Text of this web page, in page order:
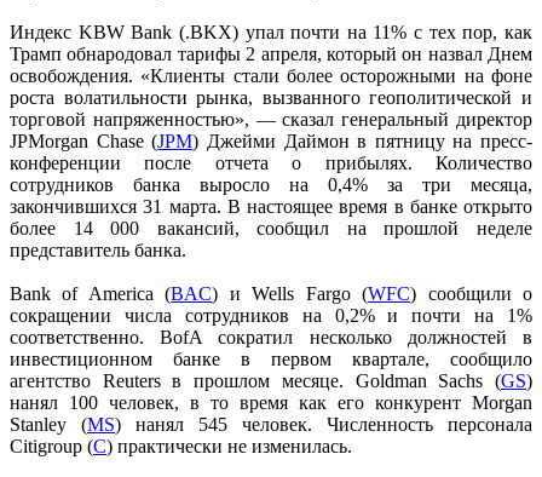
Индекс KBW Bank (.BKX) упал почти на 11% с тех пор, как
Трамп обнародовал тарифы 2 апреля, который он назвал Днем
освобождения. «Клиенты стали более осторожными на фоне
роста волатильности рынка, вызванного геополитической и
торговой напряженностью», — сказал генеральный директор
JPMorgan Chase (JPM) Джейми Даймон в пятницу на пресс-
конференции после отчета о прибылях. Количество
сотрудников банка выросло на 0,4% за три месяца,
закончившихся 31 марта. В настоящее время в банке открыто
более 14 000 вакансий, сообщил на прошлой неделе
представитель банка.
Bank of America (BAC) и Wells Fargo (WFC) сообщили о
сокращении числа сотрудников на 0,2% и почти на 1%
соответственно. BofA сократил несколько должностей в
инвестиционном банке в первом квартале, сообщило
агентство Reuters в прошлом месяце. Goldman Sachs (GS)
нанял 100 человек, в то время как его конкурент Morgan
Stanley (MS) нанял 545 человек. Численность персонала
Citigroup (C) практически не изменилась.